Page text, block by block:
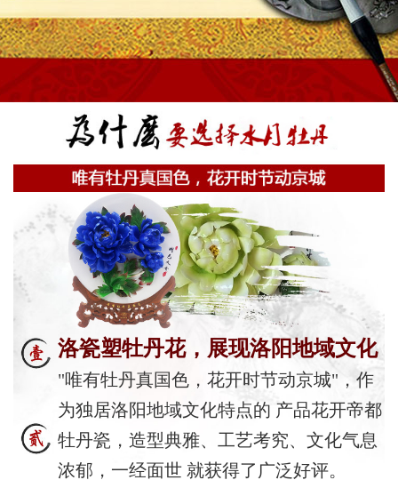
洛瓷塑牡丹花，展现洛阳地域文化
"唯有牡丹真国色，花开时节动京城"，作
为独居洛阳地域文化特点的 产品花开帝都
牡丹瓷，造型典雅、工艺考究、文化气息
浓郁，一经面世 就获得了广泛好评。